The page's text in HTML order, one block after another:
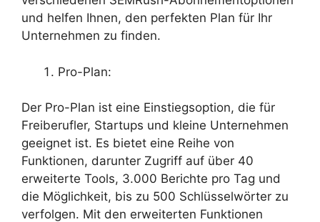
und helfen Ihnen, den perfekten Plan für Ihr
Unternehmen zu finden.
Pro-Plan:
Der Pro-Plan ist eine Einstiegsoption, die für
Freiberufler, Startups und kleine Unternehmen
geeignet ist. Es bietet eine Reihe von
Funktionen, darunter Zugriff auf über 40
erweiterte Tools, 3.000 Berichte pro Tag und
die Möglichkeit, bis zu 500 Schlüsselwörter zu
verfolgen. Mit den erweiterten Funktionen